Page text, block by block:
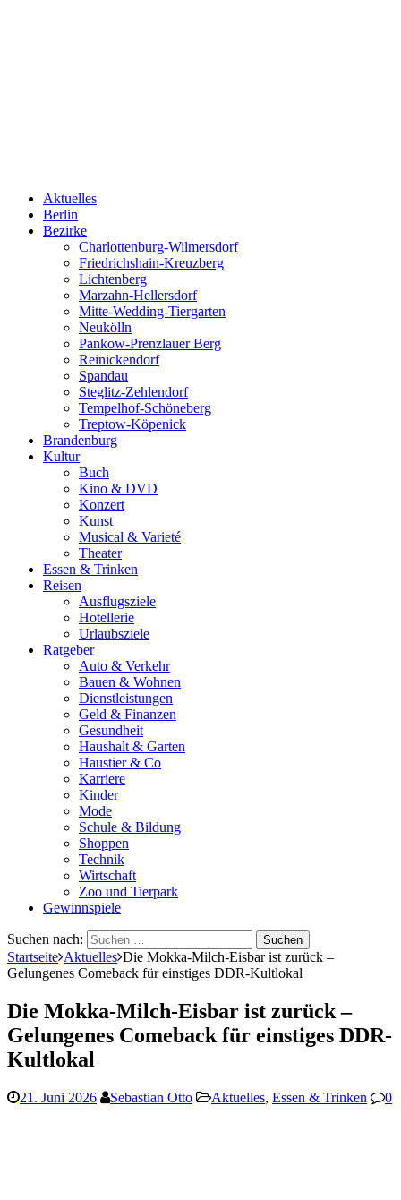
Aktuelles
Berlin
Bezirke
Charlottenburg-Wilmersdorf
Friedrichshain-Kreuzberg
Lichtenberg
Marzahn-Hellersdorf
Mitte-Wedding-Tiergarten
Neukölln
Pankow-Prenzlauer Berg
Reinickendorf
Spandau
Steglitz-Zehlendorf
Tempelhof-Schöneberg
Treptow-Köpenick
Brandenburg
Kultur
Buch
Kino & DVD
Konzert
Kunst
Musical & Varieté
Theater
Essen & Trinken
Reisen
Ausflugsziele
Hotellerie
Urlaubsziele
Ratgeber
Auto & Verkehr
Bauen & Wohnen
Dienstleistungen
Geld & Finanzen
Gesundheit
Haushalt & Garten
Haustier & Co
Karriere
Kinder
Mode
Schule & Bildung
Shoppen
Technik
Wirtschaft
Zoo und Tierpark
Gewinnspiele
Suchen nach:
Startseite Aktuelles Die Mokka-Milch-Eisbar ist zurück –
Gelungenes Comeback für einstiges DDR-Kultlokal
Die Mokka-Milch-Eisbar ist zurück –
Gelungenes Comeback für einstiges DDR-
Kultlokal
21. Juni 2026 Sebastian Otto Aktuelles, Essen & Trinken 0